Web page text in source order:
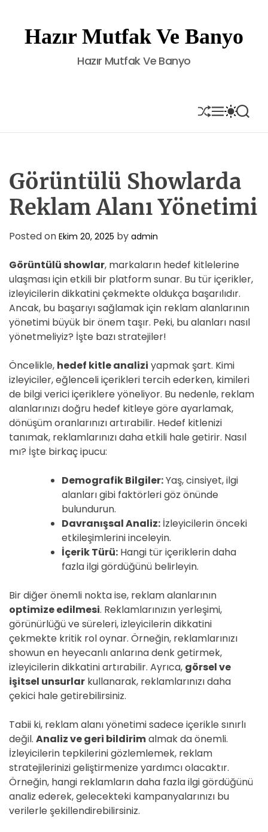
t
Hazır Mutfak Ve Banyo
Hazır Mutfak Ve Banyo
S
H
U
E
M
E
N
S
W
I
C
O
L
O
R
E
S
E
A
Görüntülü Showlarda
Reklam Alanı Yönetimi
Posted on Ekim 20, 2025 by admin
Görüntülü showlar, markaların hedef kitlelerine
ulaşması için etkili bir platform sunar. Bu tür içerikler,
izleyicilerin dikkatini çekmekte oldukça başarılıdır.
Ancak, bu başarıyı sağlamak için reklam alanlarının
yönetimi büyük bir önem taşır. Peki, bu alanları nasıl
yönetmeliyiz? İşte bazı stratejiler!
Öncelikle, hedef kitle analizi yapmak şart. Kimi
izleyiciler, eğlenceli içerikleri tercih ederken, kimileri
de bilgi verici içeriklere yöneliyor. Bu nedenle, reklam
alanlarınızı doğru hedef kitleye göre ayarlamak,
dönüşüm oranlarınızı artırabilir. Hedef kitlenizi
tanımak, reklamlarınızı daha etkili hale getirir. Nasıl
mı? İşte birkaç ipucu:
Demografik Bilgiler:Yaş, cinsiyet, ilgi
alanları gibi faktörleri göz önünde
bulundurun.
Davranışsal Analiz: İzleyicilerin önceki
etkileşimlerini inceleyin.
İçerik Türü: Hangi tür içeriklerin daha
fazla ilgi gördüğünü belirleyin.
Bir diğer önemli nokta ise, reklam alanlarının
optimize edilmesi. Reklamlarınızın yerleşimi,
görünürlüğü ve süreleri, izleyicilerin dikkatini
çekmekte kritik rol oynar. Örneğin, reklamlarınızı
showun en heyecanlı anlarına denk getirmek,
izleyicilerin dikkatini artırabilir. Ayrıca, görsel ve
işitsel unsurlar kullanarak, reklamlarınızı daha
çekici hale getirebilirsiniz.
Tabii ki, reklam alanı yönetimi sadece içerikle sınırlı
değil. Analiz ve geri bildirimalmak da önemli.
İzleyicilerin tepkilerini gözlemlemek, reklam
stratejilerinizi geliştirmenize yardımcı olacaktır.
Örneğin, hangi reklamların daha fazla ilgi gördüğünü
analiz ederek, gelecekteki kampanyalarınızı bu
verilerle şekillendirebilirsiniz.